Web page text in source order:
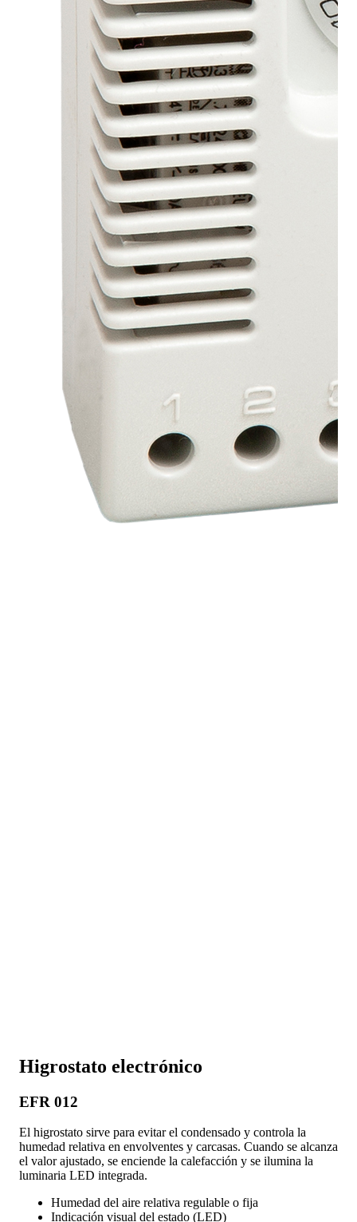
Higrostato electrónico
EFR 012
El higrostato sirve para evitar el condensado y controla la
humedad relativa en envolventes y carcasas. Cuando se alcanza
el valor ajustado, se enciende la calefacción y se ilumina la
luminaria LED integrada.
Humedad del aire relativa regulable o fija
Indicación visual del estado (LED)